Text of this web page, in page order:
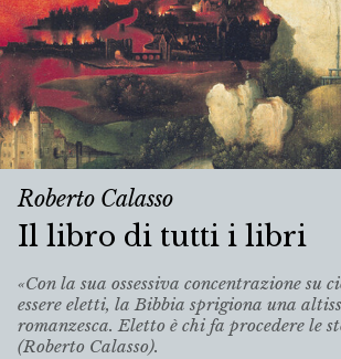
Roberto Calasso
Il libro di tutti i libri
«Con la sua ossessiva concentrazione su
essere eletti, la Bibbia sprigiona una
romanzesca. Eletto è chi fa procedere le
(Roberto Calasso).